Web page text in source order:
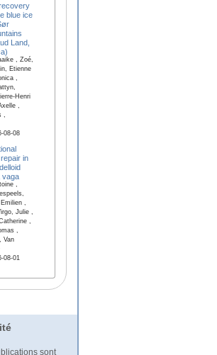
blue ice
Land,
, Zoé,
Etienne
,
Henri
,
,
08-08
in
vaga
,
,
Julie ,
,
,
Van
08-01
sont